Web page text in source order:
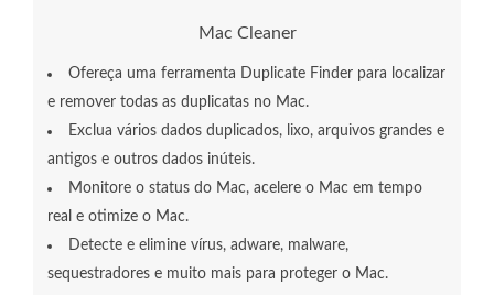
Mac Cleaner
Ofereça uma ferramenta Duplicate Finder para localizar
e remover todas as duplicatas no Mac.
Exclua vários dados duplicados, lixo, arquivos grandes e
antigos e outros dados inúteis.
Monitore o status do Mac, acelere o Mac em tempo
real e otimize o Mac.
Detecte e elimine vírus, adware, malware,
sequestradores e muito mais para proteger o Mac.